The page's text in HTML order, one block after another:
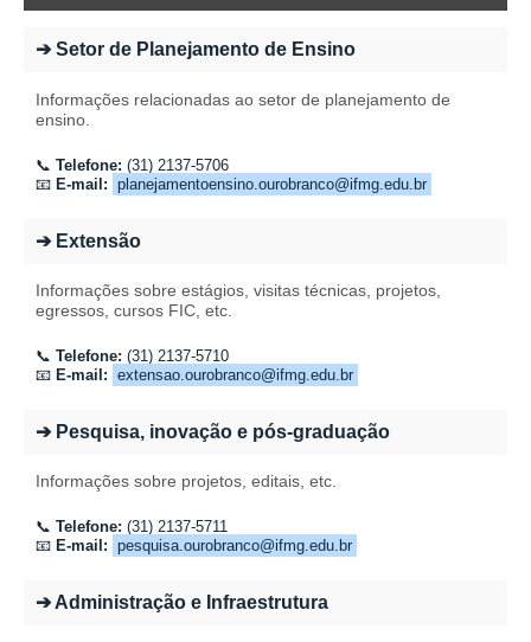
➔ Setor de Planejamento de Ensino
Informações relacionadas ao setor de planejamento de
ensino.
📞 Telefone: (31) 2137-5706
📧 E-mail: planejamentoensino.ourobranco@ifmg.edu.br
➔ Extensão
Informações sobre estágios, visitas técnicas, projetos,
egressos, cursos FIC, etc.
📞 Telefone: (31) 2137-5710
📧 E-mail: extensao.ourobranco@ifmg.edu.br
➔ Pesquisa, inovação e pós-graduação
Informações sobre projetos, editais, etc.
📞 Telefone: (31) 2137-5711
📧 E-mail: pesquisa.ourobranco@ifmg.edu.br
➔ Administração e Infraestrutura